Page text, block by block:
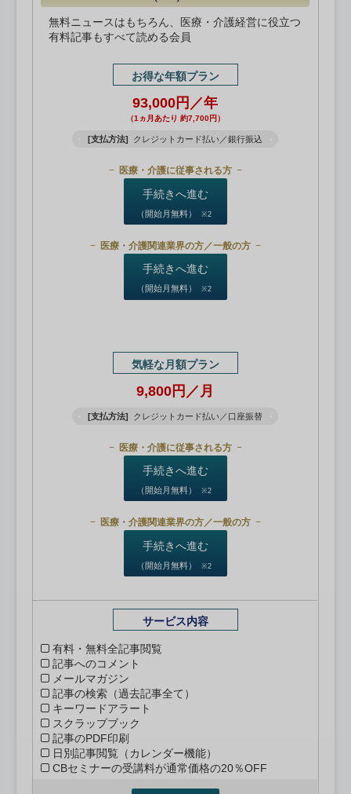
無料ニュースはもちろん、医療・介護経営に役立つ
有料記事もすべて読める会員
お得な年額プラン
93,000円／年
（1ヵ月あたり 約7,700円）
[支払方法] クレジットカード払い／銀行振込
医療・介護に従事される方
手続きへ進む
（開始月無料） ※2
医療・介護関連業界の方／一般の方
手続きへ進む
（開始月無料） ※2
気軽な月額プラン
9,800円／月
[支払方法] クレジットカード払い／口座振替
医療・介護に従事される方
手続きへ進む
（開始月無料） ※2
医療・介護関連業界の方／一般の方
手続きへ進む
（開始月無料） ※2
サービス内容
有料・無料全記事閲覧
記事へのコメント
メールマガジン
記事の検索（過去記事全て）
キーワードアラート
スクラップブック
記事のPDF印刷
日別記事閲覧（カレンダー機能）
CBセミナーの受講料が通常価格の20％OFF